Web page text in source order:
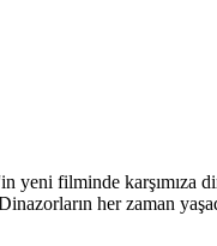
filminde karşımıza
her zaman